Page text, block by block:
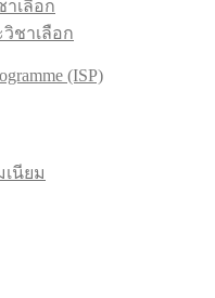
เลือก
ชาเลือก
(ISP)
นียม